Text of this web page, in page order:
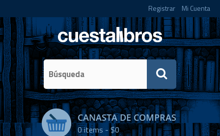
Registrar Mi Cuenta
CANASTA DE COMPRAS
0items -$0